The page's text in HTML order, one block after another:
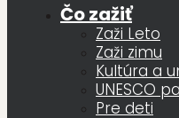
Čo zažiť
Zaži Leto
Zaži zimu
Kultúra a
UNESCO
Pre deti